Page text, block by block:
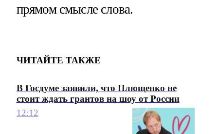
прямом смысле слова.
ЧИТАЙТЕ ТАКЖЕ
В Госдуме заявили, что Плющенко не
стоит ждать грантов на шоу от России
12:12